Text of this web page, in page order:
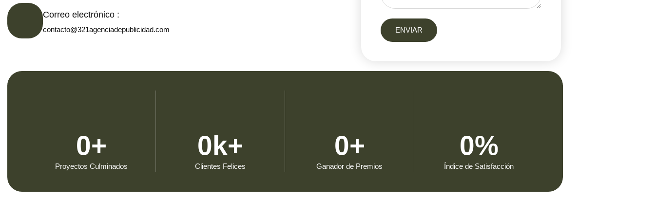
Correo electrónico :
contacto@321agenciadepublicidad.com ENVIAR
Proyectos Culminados
0+
Clientes Felices
0k+
Ganador de Premios
0+
Índice de Satisfacción
0%